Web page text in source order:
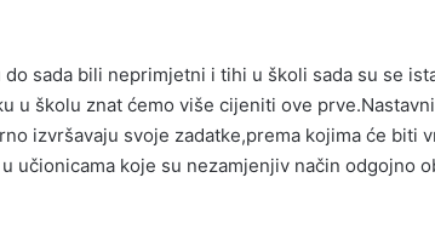
sada bili neprimjetni i tihi u školi sada su se
u školu znat ćemo više cijeniti ove
izvršavaju svoje zadatke,prema kojima će biti
učionicama koje su nezamjenjiv način odgojno